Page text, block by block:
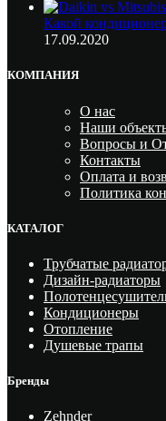
Какой
17.09.2020
КОМПАНИЯ
О нас
Наши
Вопросы и
Контакты
Оплата и
Политика
КАТАЛОГ
Трубчатые
Дизайн-радиаторы
Кондиционеры
Отопление
Душевые трапы
Бренды
Zehnder